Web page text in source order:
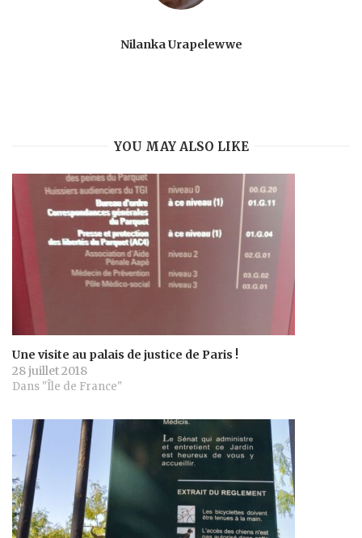
Nilanka Urapelewwe
YOU MAY ALSO LIKE
Une visite au palais de justice de Paris !
28 juillet 2018
Dans "Île de France"